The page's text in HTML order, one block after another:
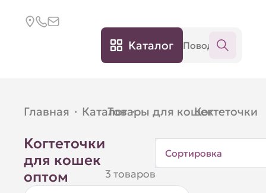
Каталог
Главная · Каталог ·
Товары для кошек ·
Когтеточки
Когтеточки
для кошек
оптом
3 товаров
Сортировка